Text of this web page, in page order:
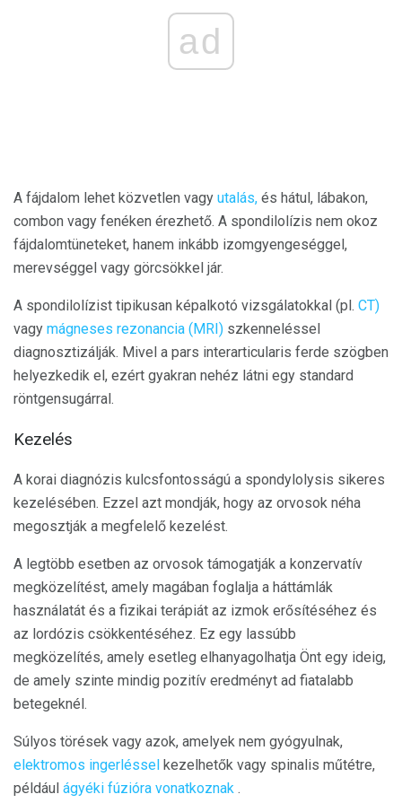
ad
A fájdalom lehet közvetlen vagy utalás, és hátul, lábakon,
combon vagy fenéken érezhető. A spondilolízis nem okoz
fájdalomtüneteket, hanem inkább izomgyengeséggel,
merevséggel vagy görcsökkel jár.
A spondilolízist tipikusan képalkotó vizsgálatokkal (pl. CT)
vagy mágneses rezonancia (MRI) szkenneléssel
diagnosztizálják. Mivel a pars interarticularis ferde szögben
helyezkedik el, ezért gyakran nehéz látni egy standard
röntgensugárral.
Kezelés
A korai diagnózis kulcsfontosságú a spondylolysis sikeres
kezelésében. Ezzel azt mondják, hogy az orvosok néha
megosztják a megfelelő kezelést.
A legtöbb esetben az orvosok támogatják a konzervatív
megközelítést, amely magában foglalja a háttámlák
használatát és a fizikai terápiát az izmok erősítéséhez és
az lordózis csökkentéséhez. Ez egy lassúbb
megközelítés, amely esetleg elhanyagolhatja Önt egy ideig,
de amely szinte mindig pozitív eredményt ad fiatalabb
betegeknél.
Súlyos törések vagy azok, amelyek nem gyógyulnak,
elektromos ingerléssel kezelhetők vagy spinalis műtétre,
például ágyéki fúzióra vonatkoznak .